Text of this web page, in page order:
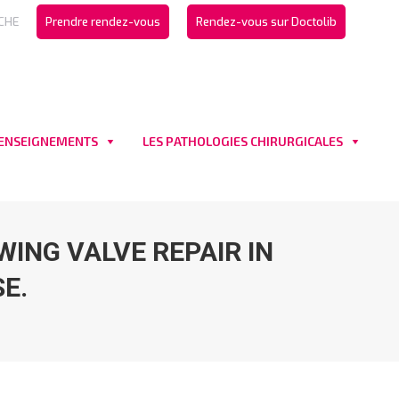
Prendre rendez-vous Rendez-vous sur Doctolib
LES PATHOLOGIES CHIRURGICALES
VALVE REPAIR IN